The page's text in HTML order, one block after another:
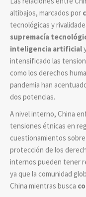
altibajos, marcados por
tecnológicas y
supremacía
inteligencia artificial
intensificado las
como los derechos
pandemia han
dos potencias.
A nivel interno, China
tensiones étnicas en
cuestionamientos
protección de los
internos pueden tener
ya que la comunidad
China mientras busca